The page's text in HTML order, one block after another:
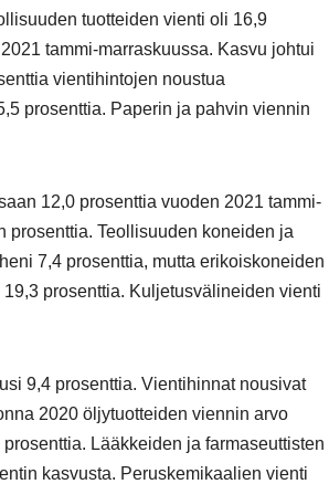
tuotteiden vienti oli 16,9
tammi-marraskuussa. Kasvu johtui
vientihintojen noustua
prosenttia. Paperin ja pahvin viennin
12,0 prosenttia vuoden 2021 tammi-
prosenttia. Teollisuuden koneiden ja
7,4 prosenttia, mutta erikoiskoneiden
prosenttia. Kuljetusvälineiden vienti
9,4 prosenttia. Vientihinnat nousivat
2020 öljytuotteiden viennin arvo
Lääkkeiden ja farmaseuttisten
kasvusta. Peruskemikaalien vienti